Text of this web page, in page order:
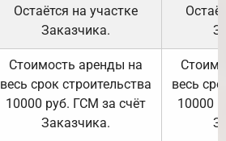
Остаётся на участке
Заказчика.
Стоимость аренды на
весь срок строительства
10000 руб. ГСМ за счёт
Заказчика.
весь
10000